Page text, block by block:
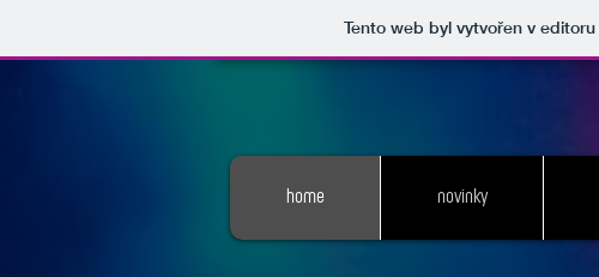
Tento web byl vytvořen v
home novinky